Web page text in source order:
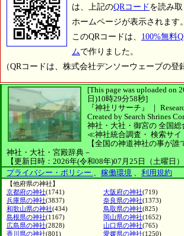
は、上記のQRコード を読み
ホームページが表示されます。
このQRコードは、 100%無料
ムで作りました。
（QRコードは、株式会社デンソーウェーブの登
[This page was uploaded on
日)10時29分58秒]
『神社リサーチ』 ｜
Created by Search Shrines
神社・大社・御宮の 全国総
≪神社統合調査・ 検索サ
【全国の神道神社の事が誰
神社・大社・宮殿辞典－
【更新日時：2026年(令和08年)07月25日（土曜日
プライバシー・ポリシー 、 稼働環境 、 利用規約
【他府県の神社】
京都府の神社(1741) 大阪府の神社(719)
兵庫県の神社(3837) 奈良県の神社(1373)
和歌山県の神社(434) 鳥取県の神社(825)
島根県の神社(1167) 岡山県の神社(1652)
広島県の神社(2828) 山口県の神社(765)
香川県の神社(801) 愛媛県の神社(1250)